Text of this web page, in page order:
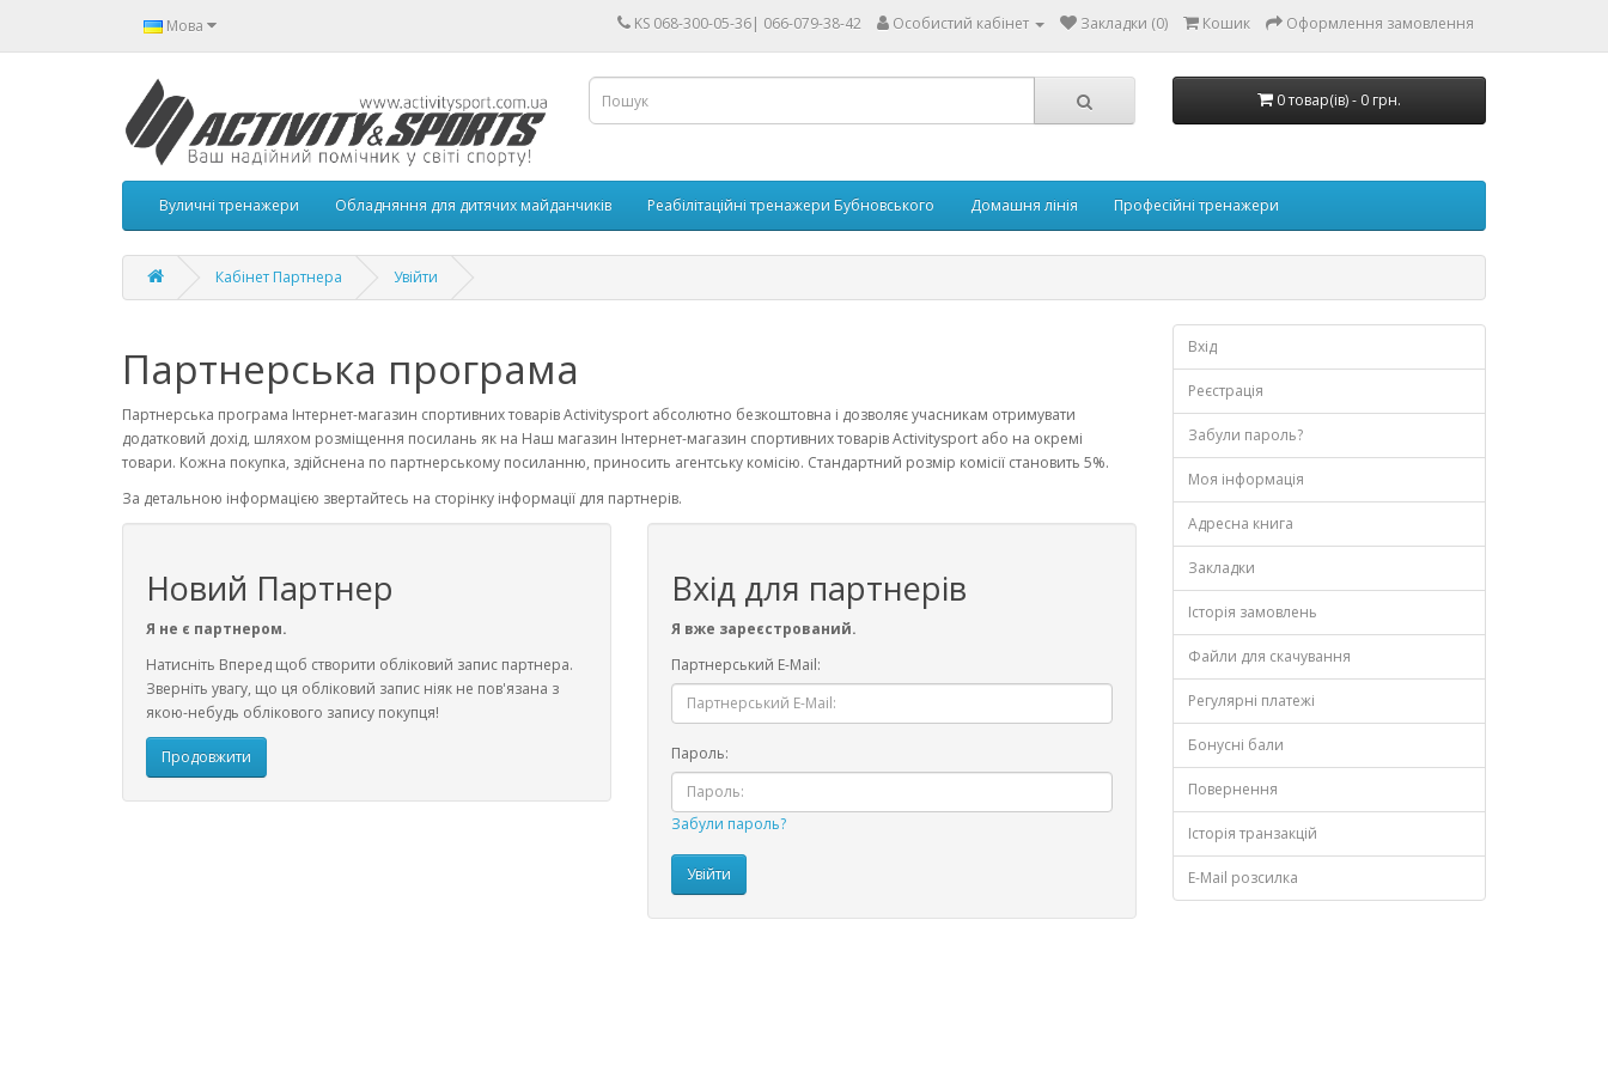
Мова KS 068-300-05-36| 066-079-38-42 Особистий кабінет Закладки (0) Кошик Оформлення замовлення
0 товар(ів) - 0 грн.
Вуличні тренажери Обладняння для дитячих майданчиків Реабілітаційні тренажери Бубновського Домашня лінія Професійні тренажери
Кабінет Партнера Увійти
Партнерська програма
Партнерська програма Інтернет-магазин спортивних товарів Activitysport абсолютно безкоштовна і дозволяє учасникам отримувати
додатковий дохід, шляхом розміщення посилань як на Наш магазин Інтернет-магазин спортивних товарів Activitysport або на окремі
товари. Кожна покупка, здійснена по партнерському посиланню, приносить агентську комісію. Стандартний розмір комісії становить 5%.
За детальною інформацією звертайтесь на сторінку інформації для партнерів.
Новий Партнер
Я не є партнером.
Натисніть Вперед щоб створити обліковий запис партнера.
Зверніть увагу, що ця обліковий запис ніяк не пов'язана з
якою-небудь облікового запису покупця!
Продовжити
Вхід для партнерів
Я вже зареєстрований.
Партнерський E-Mail:
Пароль:
Забули пароль?
Вхід
Реєстрація
Забули пароль?
Моя інформація
Адресна книга
Закладки
Історія замовлень
Файли для скачування
Регулярні платежі
Бонусні бали
Повернення
Історія транзакцій
E-Mail розсилка